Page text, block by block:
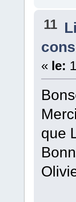
11
« le:
que